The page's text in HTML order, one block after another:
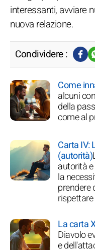
interessanti, avviare
nuova relazione.
Condividere :
Come
alcuni
della
come al
Carta IV:
(autorità)
autorità
la
prendere
rispettare
La carta
Diavolo
e